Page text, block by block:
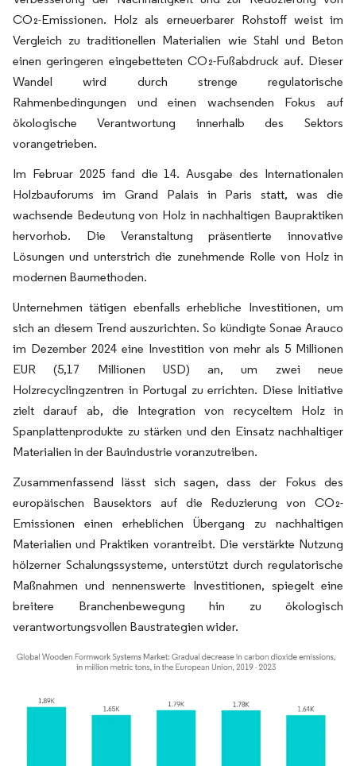
CO₂-Emissionen. Holz als erneuerbarer Rohstoff weist im
Vergleich zu traditionellen Materialien wie Stahl und Beton
einen geringeren eingebetteten CO₂-Fußabdruck auf. Dieser
Wandel wird durch strenge regulatorische
Rahmenbedingungen und einen wachsenden Fokus auf
ökologische Verantwortung innerhalb des Sektors
vorangetrieben.
Im Februar 2025 fand die 14. Ausgabe des Internationalen
Holzbauforums im Grand Palais in Paris statt, was die
wachsende Bedeutung von Holz in nachhaltigen Baupraktiken
hervorhob. Die Veranstaltung präsentierte innovative
Lösungen und unterstrich die zunehmende Rolle von Holz in
modernen Baumethoden.
Unternehmen tätigen ebenfalls erhebliche Investitionen, um
sich an diesem Trend auszurichten. So kündigte Sonae Arauco
im Dezember 2024 eine Investition von mehr als 5 Millionen
EUR (5,17 Millionen USD) an, um zwei neue
Holzrecyclingzentren in Portugal zu errichten. Diese Initiative
zielt darauf ab, die Integration von recyceltem Holz in
Spanplattenprodukte zu stärken und den Einsatz nachhaltiger
Materialien in der Bauindustrie voranzutreiben.
Zusammenfassend lässt sich sagen, dass der Fokus des
europäischen Bausektors auf die Reduzierung von CO₂-
Emissionen einen erheblichen Übergang zu nachhaltigen
Materialien und Praktiken vorantreibt. Die verstärkte Nutzung
hölzerner Schalungssysteme, unterstützt durch regulatorische
Maßnahmen und nennenswerte Investitionen, spiegelt eine
breitere Branchenbewegung hin zu ökologisch
verantwortungsvollen Baustrategien wider.